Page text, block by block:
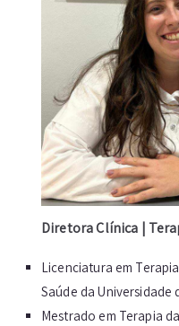
Diretora Clínica |
Licenciatura em
Saúde da Universidade
Mestrado em Terapia